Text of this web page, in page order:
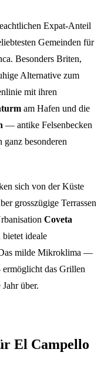
Expat-Anteil
Gemeinden für
Besonders Briten,
Alternative zum
mit ihren
am Hafen und die
— antike Felsenbecken
besonderen
sich von der Küste
grosszügige Terrassen
Coveta
bietet ideale
Das milde Mikroklima —
das Grillen
über.
El Campello